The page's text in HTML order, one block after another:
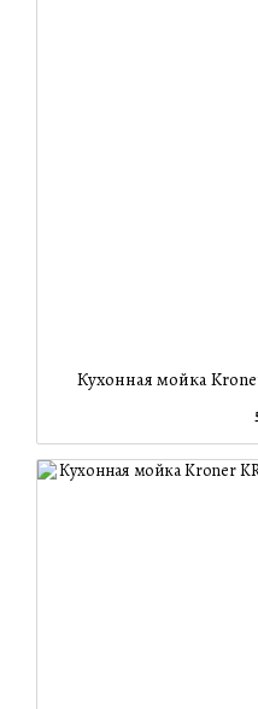
Кухонная мойка